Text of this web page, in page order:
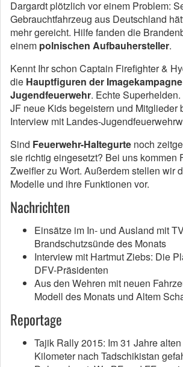
Dargardt plötzlich vor einem Problem:
Gebrauchtfahrzeug aus Deutschland
mehr gereicht. Hilfe fanden die
einem polnischen Aufbauhersteller.
Kennt Ihr schon Captain Firefighter &
die Hauptfiguren der
Jugendfeuerwehr. Echte
JF neue Kids begeistern und Mitglieder
Interview mit Landes-
Sind Feuerwehr-Haltegurte noch
sie richtig eingesetzt? Bei uns kommen
Zweifler zu Wort. Außerdem stellen wir
Modelle und ihre Funktionen vor.
Nachrichten
Einsätze im In- und Ausland mit
Brandschutzsünde des Monats
Interview mit Hartmut Ziebs: Die
DFV-Präsidenten
Aus den Wehren mit neuen
Modell des Monats und Altem
Reportage
Tajik Rally 2015: Im 31 Jahre
Kilometer nach Tadschikistan